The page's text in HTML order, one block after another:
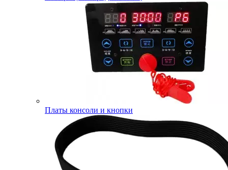
Платы консоли и кнопки